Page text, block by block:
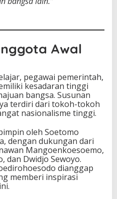
Awal
pegawai pemerintah,
kesadaran tinggi
bangsa. Susunan
terdiri dari tokoh-tokoh
nasionalisme tinggi.
oleh Soetomo
dengan dukungan dari
Mangoenkoesoemo,
dan Dwidjo Sewoyo.
dianggap
memberi inspirasi